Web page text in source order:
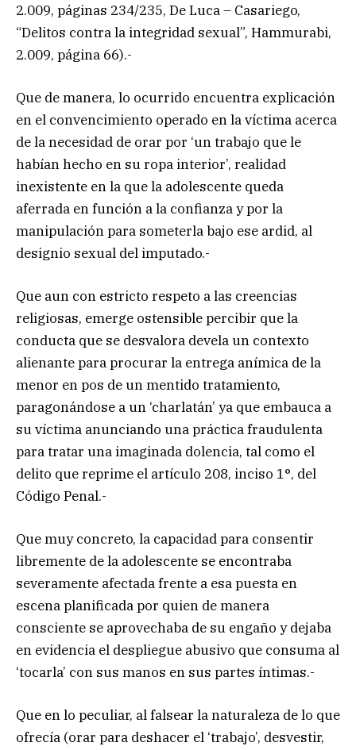
2.009, páginas 234/235, De Luca – Casariego,
“Delitos contra la integridad sexual”, Hammurabi,
2.009, página 66).-
Que de manera, lo ocurrido encuentra explicación
en el convencimiento operado en la víctima acerca
de la necesidad de orar por ‘un trabajo que le
habían hecho en su ropa interior’, realidad
inexistente en la que la adolescente queda
aferrada en función a la confianza y por la
manipulación para someterla bajo ese ardid, al
designio sexual del imputado.-
Que aun con estricto respeto a las creencias
religiosas, emerge ostensible percibir que la
conducta que se desvalora devela un contexto
alienante para procurar la entrega anímica de la
menor en pos de un mentido tratamiento,
paragonándose a un ‘charlatán’ ya que embauca a
su víctima anunciando una práctica fraudulenta
para tratar una imaginada dolencia, tal como el
delito que reprime el artículo 208, inciso 1°, del
Código Penal.-
Que muy concreto, la capacidad para consentir
libremente de la adolescente se encontraba
severamente afectada frente a esa puesta en
escena planificada por quien de manera
consciente se aprovechaba de su engaño y dejaba
en evidencia el despliegue abusivo que consuma al
‘tocarla’ con sus manos en sus partes íntimas.-
Que en lo peculiar, al falsear la naturaleza de lo que
ofrecía (orar para deshacer el ‘trabajo’, desvestir,